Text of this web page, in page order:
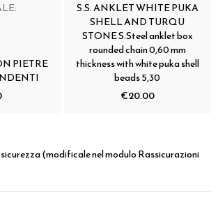
PIETRE
S.S. ANKLET WHITE PUKA
SHELL AND TURQU
STONE S.Steel anklet box
rounded chain 0,60 mm
thickness with white puka shell
beads 5,30
€20.00
(modificale nel modulo Rassicurazioni